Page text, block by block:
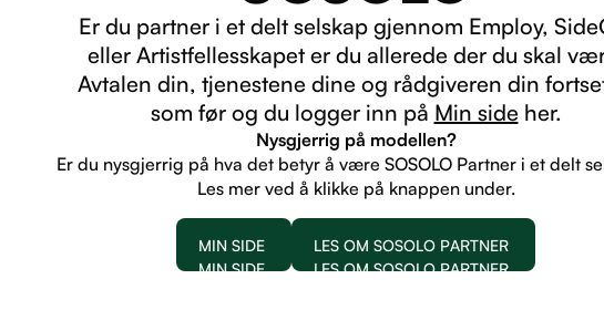
Er du partner i et delt selskap gjennom Employ,
eller Artistfellesskapet er du allerede der du skal
Avtalen din, tjenestene dine og rådgiveren din
som før og du logger inn på Min side her.
Nysgjerrig på modellen?
Er du nysgjerrig på hva det betyr å være SOSOLO Partner i et delt
Les mer ved å klikke på knappen under.
MIN SIDE
MIN SIDE
LES OM SOSOLO PARTNER
LES OM SOSOLO PARTNER